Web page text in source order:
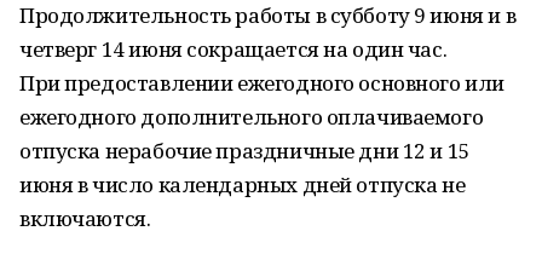
Продолжительность работы в субботу 9 июня и в
четверг 14 июня сокращается на один час.
При предоставлении ежегодного основного или
ежегодного дополнительного оплачиваемого
отпуска нерабочие праздничные дни 12 и 15
июня в число календарных дней отпуска не
включаются.